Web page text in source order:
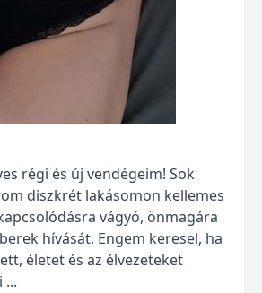
régi és új vendégeim! Sok
diszkrét lakásomon kellemes
vágyó, önmagára
hívását. Engem keresel, ha
életet és az élvezeteket
...